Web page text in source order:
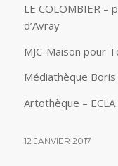
LE COLOMBIER –
d’Avray
MJC-Maison pour
Médiathèque
Artothèque –
12 JANVIER 2017